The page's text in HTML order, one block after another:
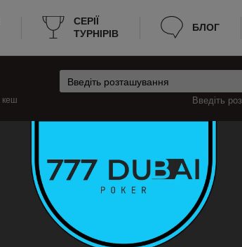
CЕРІЇ
ТУРНІРІВ
БЛОГ
кеш Введіть
Гора
покеру в місті Краньска Гора, які будуть проходити
наприклад: розклад, місце проведення,
не потрібно витрачати багато часу на пошук